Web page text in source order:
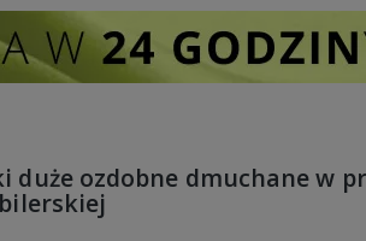
duże ozdobne dmuchane w